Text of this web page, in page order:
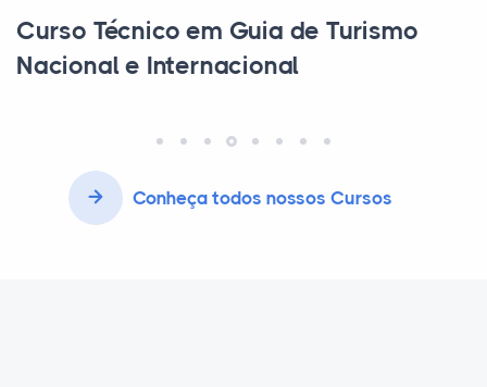
Curso Técnico em Guia de Turismo
Nacional e Internacional
Conheça todos nossos Cursos